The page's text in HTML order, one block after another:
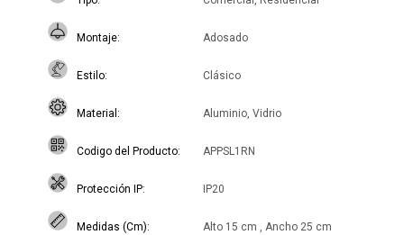
Montaje Adosado
Estilo Clásico
Material Aluminio, Vidrio
Codigo del Producto APPSL1RN
Protección IP IP20
Medidas (Cm) Alto 15 cm , Ancho 25 cm